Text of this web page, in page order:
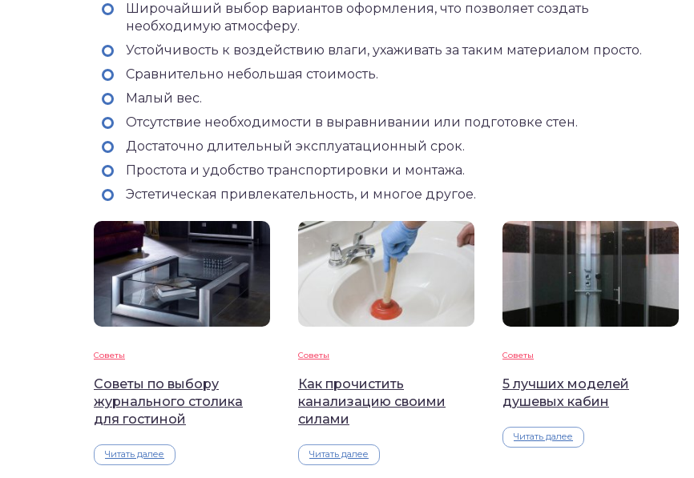
Широчайший выбор вариантов оформления, что позволяет создать
необходимую атмосферу.
Устойчивость к воздействию влаги, ухаживать за таким материалом просто.
Сравнительно небольшая стоимость.
Малый вес.
Отсутствие необходимости в выравнивании или подготовке стен.
Достаточно длительный эксплуатационный срок.
Простота и удобство транспортировки и монтажа.
Эстетическая привлекательность, и многое другое.
Советы
Советы по выбору
журнального столика
для гостиной
Читать далее
Советы
Как прочистить
канализацию своими
силами
Читать далее
Советы
5 лучших моделей
душевых кабин
Читать далее